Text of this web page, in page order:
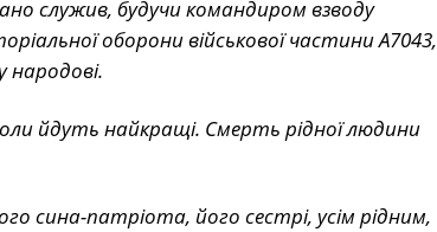
служив, будучи командиром взводу
оборони військової частини А7043,
народові.
йдуть найкращі. Смерть рідної людини
сина-патріота, його сестрі, усім рідним,